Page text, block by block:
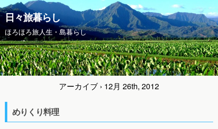
日々旅暮らし
ほろほろ旅人生・島暮らし
アーカイブ › 12月 26th, 2012
めりくり料理